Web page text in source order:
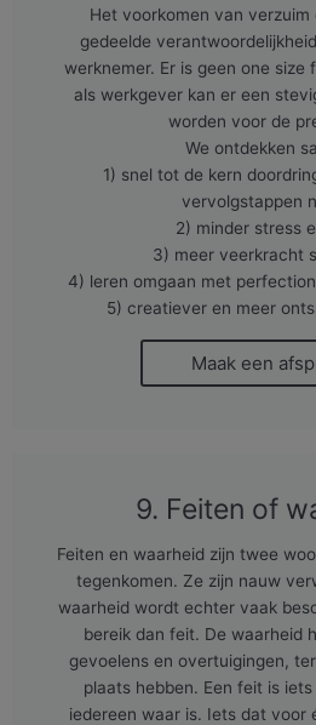
Het voorkomen van verzuim
gedeelde
werknemer. Er is geen one size
als werkgever kan er een
worden voor de
We ontdekken
1) snel tot de kern
vervolgstappen
2) minder stress
3) meer veerkracht
4) leren omgaan met
5) creatiever en meer
Maak een
9. Feiten of
Feiten en waarheid zijn twee
tegenkomen. Ze zijn nauw
waarheid wordt echter vaak
bereik dan feit. De waarheid
gevoelens en overtuigingen,
plaats hebben. Een feit is
iedereen waar is. Iets dat voor